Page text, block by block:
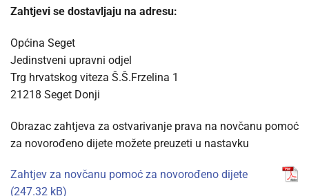
Zahtjevi se dostavljaju na adresu:
Općina Seget
Jedinstveni upravni odjel
Trg hrvatskog viteza Š.Š.Frzelina 1
21218 Seget Donji
Obrazac zahtjeva za ostvarivanje prava na novčanu pomoć
za novorođeno dijete možete preuzeti u nastavku
Zahtjev za novčanu pomoć za novorođeno dijete